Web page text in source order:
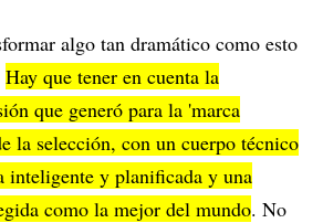
algo tan dramático como esto
Hay que tener en cuenta la
que generó para la 'marca
la selección, con un cuerpo técnico
inteligente y planificada y una
como la mejor del mundo. No